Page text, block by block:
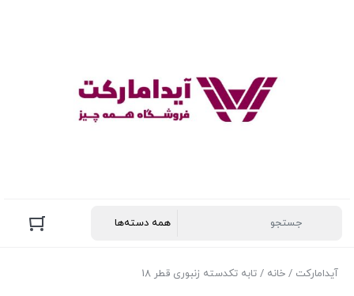
آیدامارکت / خانه / تابه تکدسته زنبوری قطر 18